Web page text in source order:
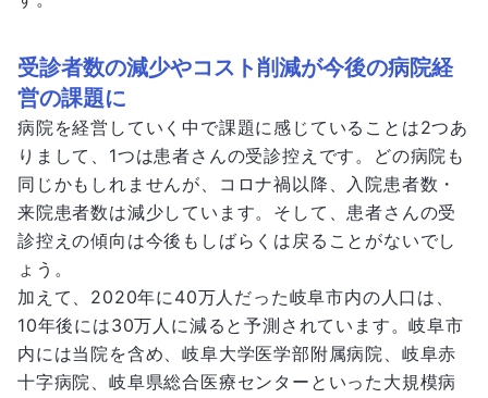
受診者数の減少やコスト削減が今後の病院経
営の課題に
病院を経営していく中で課題に感じていることは2つあ
りまして、1つは患者さんの受診控えです。どの病院も
同じかもしれませんが、コロナ禍以降、入院患者数・
来院患者数は減少しています。そして、患者さんの受
診控えの傾向は今後もしばらくは戻ることがないでし
ょう。
加えて、2020年に40万人だった岐阜市内の人口は、
10年後には30万人に減ると予測されています。岐阜市
内には当院を含め、岐阜大学医学部附属病院、岐阜赤
十字病院、岐阜県総合医療センターといった大規模病